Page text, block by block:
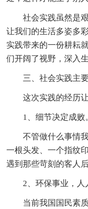
社会实践虽然是
让我们的生活多姿多
实践带来的一份耕耘
们开阔了视野，深入
三、社会实践主
这次实践的经历
1、细节决定成败
不管做什么事情
一根头发、一个指纹
遇到那些苛刻的客人
2、环保事业，人
当前我国国民素